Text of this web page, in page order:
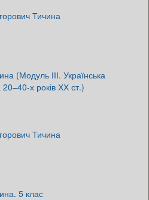
Тичина
(Модуль ІІІ. Українська
20–40-х років ХХ ст.)
Тичина
5 клас